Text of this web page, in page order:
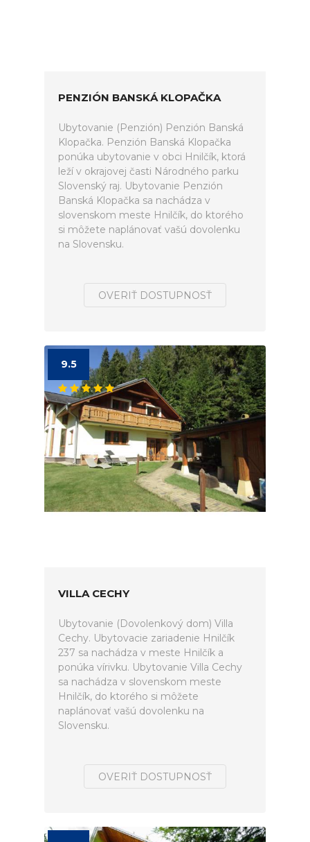
PENZIÓN BANSKÁ KLOPAČKA
Ubytovanie (Penzión) Penzión Banská
Klopačka. Penzión Banská Klopačka
ponúka ubytovanie v obci Hnilčík, ktorá
leží v okrajovej časti Národného parku
Slovenský raj. Ubytovanie Penzión
Banská Klopačka sa nachádza v
slovenskom meste Hnilčík, do ktorého
si môžete naplánovať vašú dovolenku
na Slovensku.
OVERIŤ DOSTUPNOSŤ
9.5
VILLA CECHY
Ubytovanie (Dovolenkový dom) Villa
Cechy. Ubytovacie zariadenie Hnilčík
237 sa nachádza v meste Hnilčík a
ponúka vírivku. Ubytovanie Villa Cechy
sa nachádza v slovenskom meste
Hnilčík, do ktorého si môžete
naplánovať vašú dovolenku na
Slovensku.
OVERIŤ DOSTUPNOSŤ